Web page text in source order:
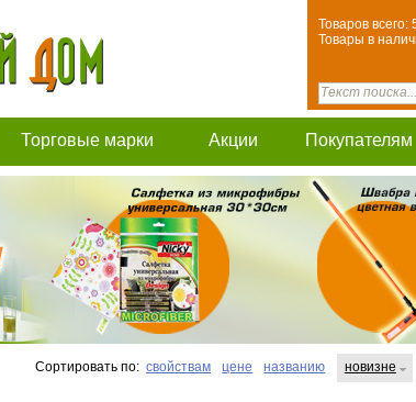
Товаров всего:
Товары в
Торговые марки Акции Покупателям
Сортировать по: свойствам цене названию новизне